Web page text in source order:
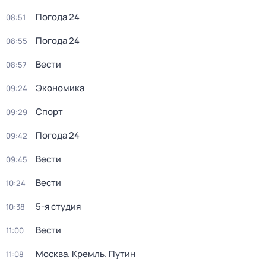
08:51 Погода 24
08:55 Погода 24
08:57 Вести
09:24 Экономика
09:29 Спорт
09:42 Погода 24
09:45 Вести
10:24 Вести
10:38 5-я студия
11:00 Вести
11:08 Москва. Кремль. Путин